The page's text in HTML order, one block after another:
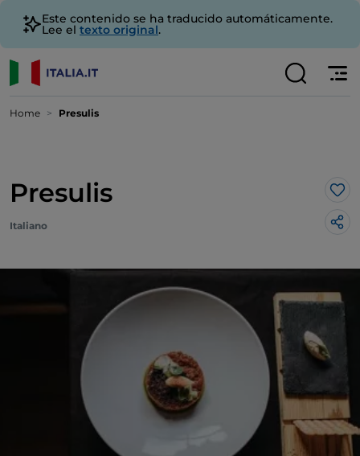
Este contenido se ha traducido automáticamente.
Lee el texto original.
Home Presulis
Presulis Me
Italiano